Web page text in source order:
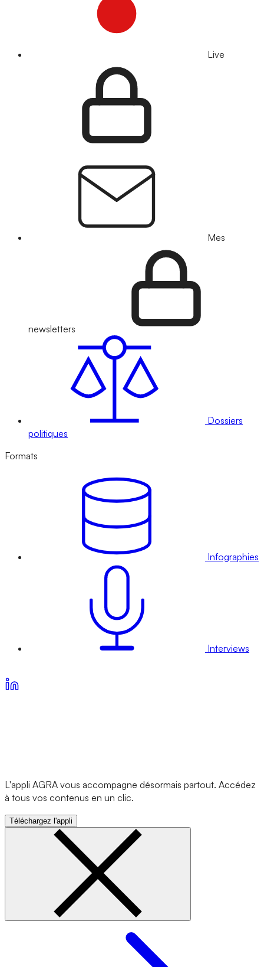
Live
Mes
newsletters
Dossiers
politiques
Formats
Infographies
Interviews
L'appli AGRA vous accompagne désormais partout. Accédez
à tous vos contenus en un clic.
Téléchargez l'appli